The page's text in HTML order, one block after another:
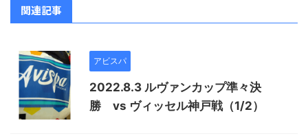
関連記事
アビスパ
2022.8.3 ルヴァンカップ準々決
勝 vs ヴィッセル神戸戦（1/2）